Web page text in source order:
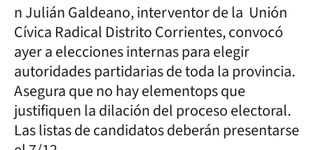
n Julián Galdeano, interventor de la Unión
Cívica Radical Distrito Corrientes, convocó
ayer a elecciones internas para elegir
autoridades partidarias de toda la provincia.
Asegura que no hay elementops que
justifiquen la dilación del proceso electoral.
Las listas de candidatos deberán presentarse